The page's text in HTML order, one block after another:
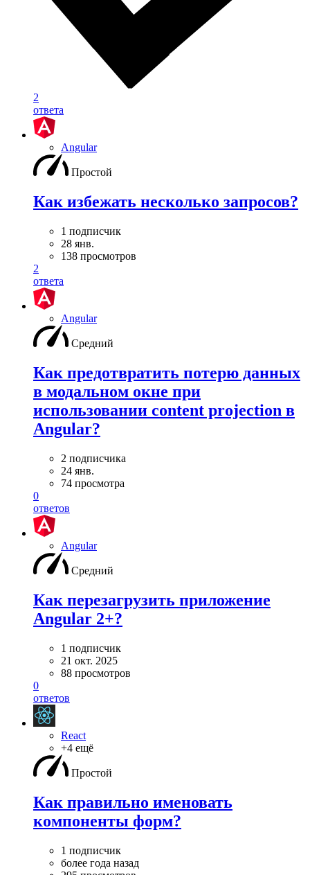
2
ответа
Angular
Простой
Как избежать несколько запросов?
1 подписчик
28 янв.
138 просмотров
2
ответа
Angular
Средний
Как предотвратить потерю данных
в модальном окне при
использовании content projection в
Angular?
2 подписчика
24 янв.
74 просмотра
0
ответов
Angular
Средний
Как перезагрузить приложение
Angular 2+?
1 подписчик
21 окт. 2025
88 просмотров
0
ответов
React
+4 ещё
Простой
Как правильно именовать
компоненты форм?
1 подписчик
более года назад